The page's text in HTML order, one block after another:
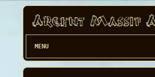
MENU